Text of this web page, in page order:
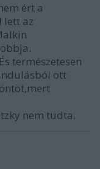
ért a
lett az
természetesen
ott
nem tudta.